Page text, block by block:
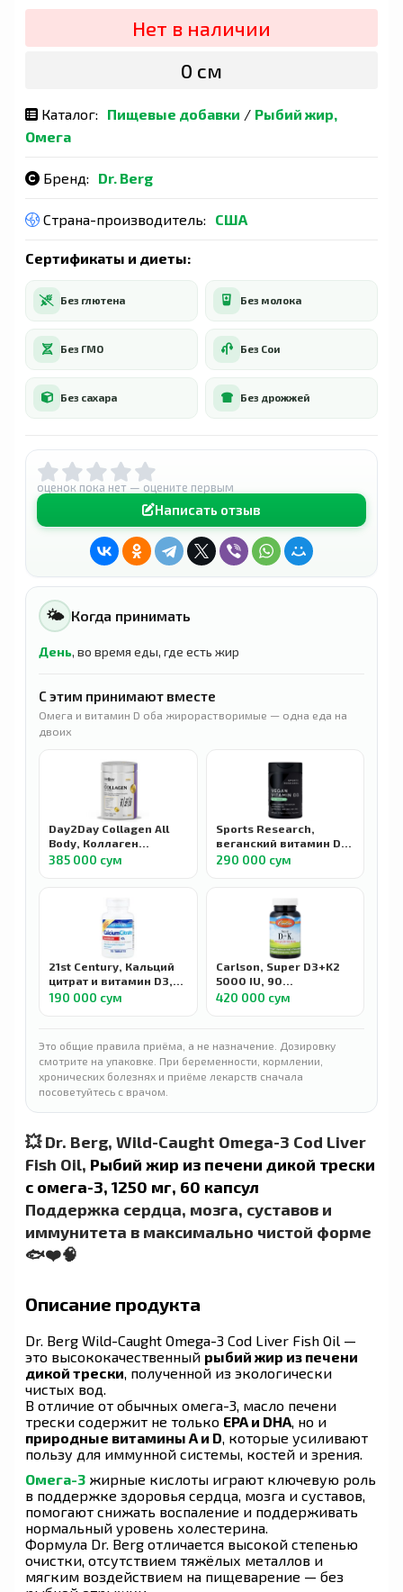
Нет в наличии
0 сӯм
Каталог: Пищевые добавки / Рыбий жир,
Омега
Бренд: Dr. Berg
Страна-производитель: США
Сертификаты и диеты:
Без глютена Без молока
Без ГМО Без Сои
Без сахара Без дрожжей
оценок пока нет — оцените первым
Написать отзыв
🌤 Когда принимать
День, во время еды, где есть жир
С этим принимают вместе
Омега и витамин D оба жирорастворимые — одна еда на
двоих
Day2Day Collagen All
Body, Коллаген
пептиды тип 1-2-3 с D3
и K2, 300 г
385 000 сум
Sports Research,
веганский витамин D3,
125 мкг (5000 МЕ), 60
растительных капсул
290 000 сум
21st Century, Кальций
цитрат и витамин D3,
максимальная
эффективность, 75
190 000 сум
Carlson, Super D3+K2
5000 IU, 90
вегетарианских капсул
420 000 сум
Это общие правила приёма, а не назначение. Дозировку
смотрите на упаковке. При беременности, кормлении,
хронических болезнях и приёме лекарств сначала
посоветуйтесь с врачом.
💥 Dr. Berg, Wild-Caught Omega-3 Cod Liver
Fish Oil, Рыбий жир из печени дикой трески
с омега-3, 1250 мг, 60 капсул
Поддержка сердца, мозга, суставов и
иммунитета в максимально чистой форме
🐟❤️🧠
Описание продукта
Dr. Berg Wild-Caught Omega-3 Cod Liver Fish Oil —
это высококачественный рыбий жир из печени
дикой трески , полученной из экологически
чистых вод.
В отличие от обычных омега-3, масло печени
трески содержит не только EPA и DHA , но и
природные витамины A и D , которые усиливают
пользу для иммунной системы, костей и зрения.
Омега-3 жирные кислоты играют ключевую роль
в поддержке здоровья сердца, мозга и суставов,
помогают снижать воспаление и поддерживать
нормальный уровень холестерина.
Формула Dr. Berg отличается высокой степенью
очистки, отсутствием тяжёлых металлов и
мягким воздействием на пищеварение — без